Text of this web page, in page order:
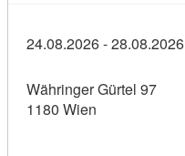
24.08.2026 - 28.08.2026
Währinger Gürtel 97
1180 Wien